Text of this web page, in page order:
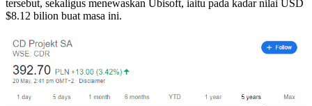
tersebut, sekaligus menewaskan Ubisoft, iaitu pada kadar nilai USD
$8.12 bilion buat masa ini.